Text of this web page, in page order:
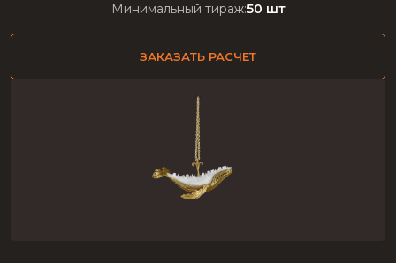
Минимальный тираж:50 шт
ЗАКАЗАТЬ РАСЧЕТ